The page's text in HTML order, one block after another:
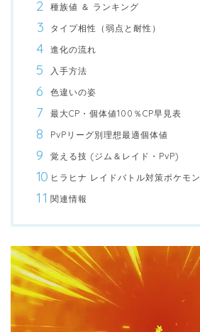
種族値 ＆ ランキング
タイプ相性（弱点と耐性）
進化の流れ
入手方法
色違いの姿
最大CP・個体値100％CP早見表
PvPリーグ別理想最適個体値
覚える技 (ジム＆レイド・PvP)
ヒラヒナ レイドバトル対策ポケモン
関連情報